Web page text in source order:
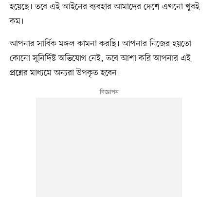
হয়েছে। তবে এই আইনের ব্যবহার আমাদের দেশে এখনো খুবই
কম।
আপনার সার্বিক মঙ্গল কামনা করছি। আপনার নিজের হয়তো
কোনো সুনির্দিষ্ট অভিযোগ নেই, তবে আশা করি আপনার এই
প্রশ্নের মাধ্যমে অন্যরা উপকৃত হবেন।